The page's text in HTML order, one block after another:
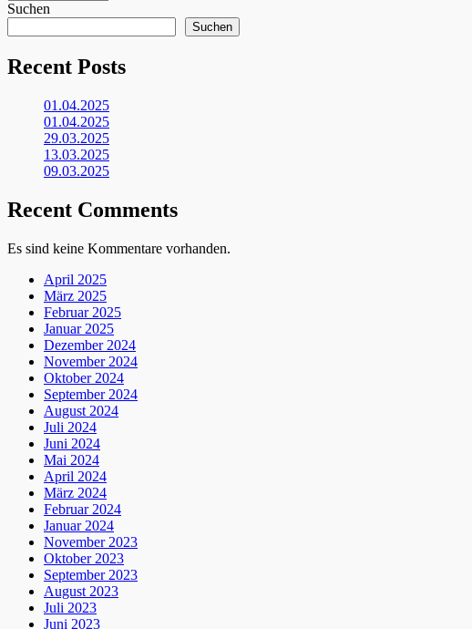
Suchen
Suchen
Recent Posts
01.04.2025
01.04.2025
29.03.2025
13.03.2025
09.03.2025
Recent Comments
Es sind keine Kommentare vorhanden.
April 2025
März 2025
Februar 2025
Januar 2025
Dezember 2024
November 2024
Oktober 2024
September 2024
August 2024
Juli 2024
Juni 2024
Mai 2024
April 2024
März 2024
Februar 2024
Januar 2024
November 2023
Oktober 2023
September 2023
August 2023
Juli 2023
Juni 2023